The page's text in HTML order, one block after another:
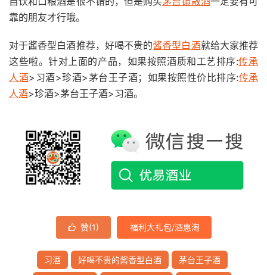
靠的朋友才行哦。
对于酱香型白酒推荐，好喝不贵的酱香型白酒就给大家推荐
这些啦。针对上面的产品，如果按照酒质和工艺排序:传承
人酒>习酒>珍酒>茅台王子酒；如果按照性价比排序:传承
人酒>珍酒>茅台王子酒>习酒。
 赞(1) 福利大礼包/酒惠淘
习酒 好喝不贵的酱香型白酒 茅台王子酒